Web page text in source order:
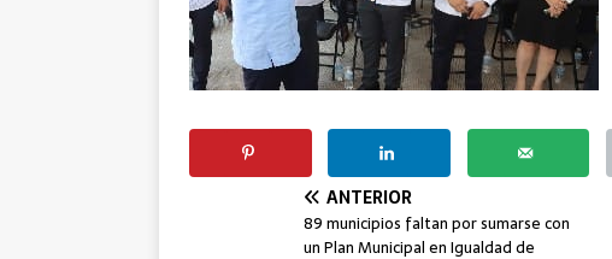
ANTERIOR
89 municipios faltan por sumarse con
un Plan Municipal en Igualdad de